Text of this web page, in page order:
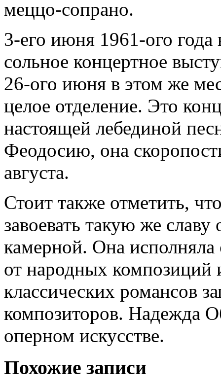
меццо-сопрано.
3-его июня 1961-ого
сольное концертное
26-ого июня в этом же
целое отделение. Это
настоящей лебединой
Феодосию, она
августа.
Стоит также отметить,
завоевать такую же
камерной. Она
от народных композиций
классических романсов
композиторов. Надежда
оперном искусстве.
Похожие записи